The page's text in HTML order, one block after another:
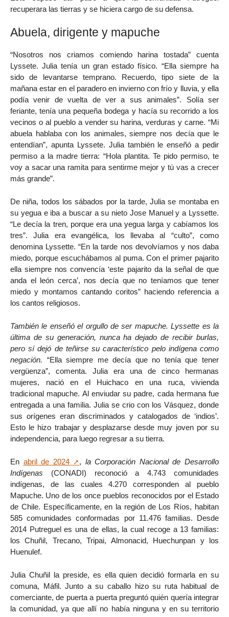
recuperara las tierras y se hiciera cargo de su defensa.
Abuela, dirigente y mapuche
“Nosotros nos criamos comiendo harina tostada” cuenta
Lyssete. Julia tenía un gran estado físico. “Ella siempre ha
sido de levantarse temprano. Recuerdo, tipo siete de la
mañana estar en el paradero en invierno con frío y lluvia, y ella
podía venir de vuelta de ver a sus animales”. Solía ser
feriante, tenía una pequeña bodega y hacía su recorrido a los
vecinos o al pueblo a vender su harina, verduras y carne. “Mi
abuela hablaba con los animales, siempre nos decía que le
entendían”, apunta Lyssete. Julia también le enseñó a pedir
permiso a la madre tierra: “Hola plantita. Te pido permiso, te
voy a sacar una ramita para sentirme mejor y tú vas a crecer
más grande”.
De niña, todos los sábados por la tarde, Julia se montaba en
su yegua e iba a buscar a su nieto Jose Manuel y a Lyssette.
“Le decía la tren, porque era una yegua larga y cabíamos los
tres”. Julia era evangélica, los llevaba al “culto”, como
denomina Lyssette. “En la tarde nos devolvíamos y nos daba
miedo, porque escuchábamos al puma. Con el primer pajarito
ella siempre nos convencía ‘este pajarito da la señal de que
anda el león cerca’, nos decía que no teníamos que tener
miedo y montamos cantando coritos” haciendo referencia a
los cantos religiosos.
También le enseñó el orgullo de ser mapuche. Lyssette es la
última de su generación, nunca ha dejado de recibir burlas,
pero sí dejó de teñirse su característico pelo indígena como
negación. “Ella siempre me decía que no tenía que tener
vergüenza”, comenta. Julia era una de cinco hermanas
mujeres, nació en el Huichaco en una ruca, vivienda
tradicional mapuche. Al enviudar su padre, cada hermana fue
entregada a una familia. Julia se crio con los Vásquez, donde
sus orígenes eran discriminados y catalogados de ‘indios’.
Esto le hizo trabajar y desplazarse desde muy joven por su
independencia, para luego regresar a su tierra.
En abril de 2024 , la Corporación Nacional de Desarrollo
Indígenas (CONADI) reconoció a 4.743 comunidades
indígenas, de las cuales 4.270 corresponden al pueblo
Mapuche. Uno de los once pueblos reconocidos por el Estado
de Chile. Específicamente, en la región de Los Ríos, habitan
585 comunidades conformadas por 11.476 familias. Desde
2014 Putreguel es una de ellas, la cual recoge a 13 familias:
los Chuñil, Trecano, Tripai, Almonacid, Huechunpan y los
Huenulef.
Julia Chuñil la preside, es ella quien decidió formarla en su
comuna, Máfil. Junto a su caballo hizo su ruta habitual de
comerciante, de puerta a puerta preguntó quién quería integrar
la comunidad, ya que allí no había ninguna y en su territorio